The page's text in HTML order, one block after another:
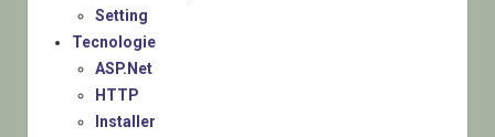
Setting
Tecnologie
ASP.Net
HTTP
Installer